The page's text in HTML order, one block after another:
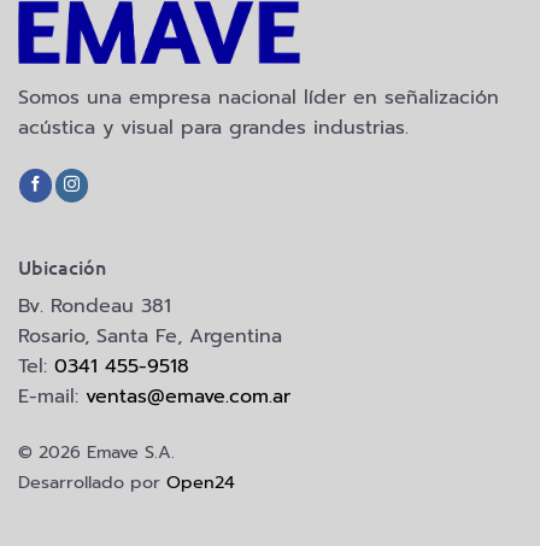
Somos una empresa nacional líder en señalización
acústica y visual para grandes industrias.
Ubicación
Bv. Rondeau 381
Rosario, Santa Fe, Argentina
Tel: 0341 455-9518
E-mail: ventas@emave.com.ar
© 2026 Emave S.A.
Desarrollado por Open24